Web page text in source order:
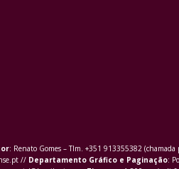
: Renato Gomes – Tlm. +351 913355382
// Departamento Gráfico e Paginação: